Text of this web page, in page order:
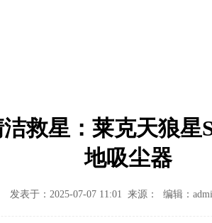
救星：莱克天狼星
地吸尘器
发表于：2025-07-07 11:01 来源： 编辑：